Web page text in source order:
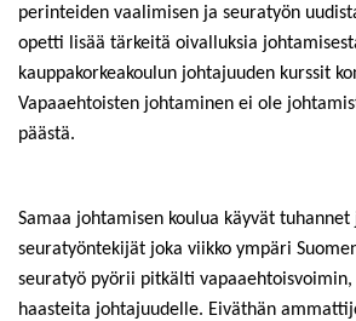
perinteiden vaalimisen ja seuratyön
opetti lisää tärkeitä oivalluksia
kauppakorkeakoulun johtajuuden kurssit
Vapaaehtoisten johtaminen ei ole
päästä.
Samaa johtamisen koulua käyvät
seuratyöntekijät joka viikko ympäri
seuratyö pyörii pitkälti vapaaehtoisvoimin,
haasteita johtajuudelle. Eiväthän